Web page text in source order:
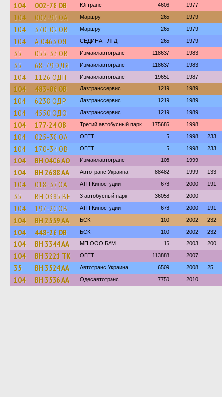
104 002-78 ОВ Югтранс 4606 1977
104 002-95 ОА Маршрут 265 1979
104 370-02 ОВ Маршрут 265 1979
104 А 0463 ОЯ СЕДИНА - ЛТД 265 1979
35 055-33 ОВ Измаилавтотранс 118637 1983
35 68-79 ОДЯ Измаилавтотранс 118637 1983
104 1126 ОДП Измаилавтотранс 19651 1987
104 483-06 ОВ Лазтранссервис 1219 1989
104 6238 ОДР Лазтранссервис 1219 1989
104 4550 ОДО Лазтранссервис 1219 1989
104 177-24 ОВ Третий автобусный парк 175686 1998
104 025-38 ОА ОГЕТ 5 1998 233
104 170-34 ОВ ОГЕТ 5 1998 233
104 BH 0406 AO Измаилавтотранс 106 1999
104 BH 2688 AA Автотранс Украина 88482 1999 133
104 018-37 ОА АТП Киностудии 678 2000 191
35 BH 0385 BE 3 автобусный парк 36058 2000
104 197-20 ОВ АТП Киностудии 678 2000 191
104 BH 2559 AA БСК 100 2002 232
104 448-26 ОВ БСК 100 2002 232
104 BH 3344 AA МП ООО БАМ 16 2003 200
104 BH 3221 TK ОГЕТ 113888 2007
35 BH 3524 AA Автотранс Украина 6509 2008 25
104 BH 3536 AA Одесавтотранс 7750 2010